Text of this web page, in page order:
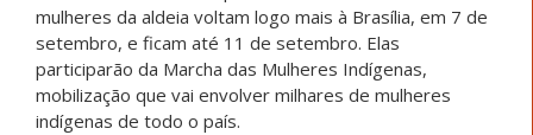
mulheres da aldeia voltam logo mais à Brasília, em 7 de
setembro, e ficam até 11 de setembro. Elas
participarão da Marcha das Mulheres Indígenas,
mobilização que vai envolver milhares de mulheres
indígenas de todo o país.